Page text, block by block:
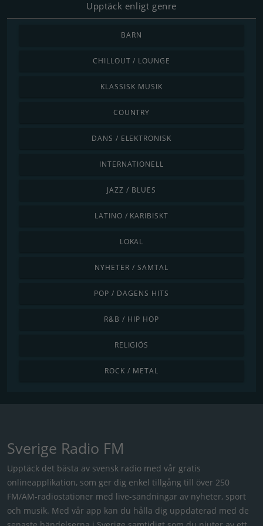
Upptäck enligt genre
BARN
CHILLOUT / LOUNGE
KLASSISK MUSIK
COUNTRY
DANS / ELEKTRONISK
INTERNATIONELL
JAZZ / BLUES
LATINO / KARIBISKT
LOKAL
NYHETER / SAMTAL
POP / DAGENS HITS
R&B / HIP HOP
RELIGIÖS
ROCK / METAL
Sverige Radio FM
Upptäck det bästa av svensk radio med vår gratis
onlineapplikation, som ger dig enkel tillgång till över 250
FM/AM-radiostationer med live-sändningar av nyheter, sport
och musik. Med vår app kan du hålla dig uppdaterad med de